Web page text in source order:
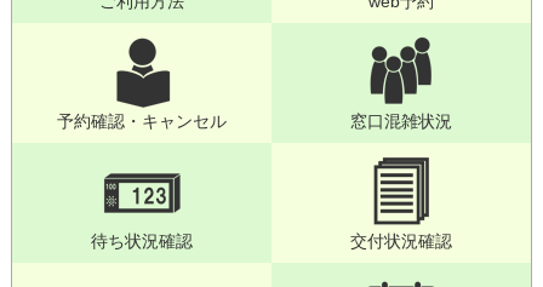
窓口混雑状況
待ち状況確認
交付状況確認
混雑予想カレンダー
予約確認・キャンセル 窓口混雑状況
待ち状況確認 交付状況確認